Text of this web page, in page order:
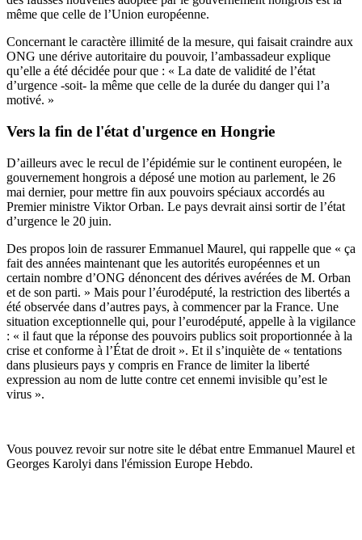
même que celle de l’Union européenne.
Concernant le caractère illimité de la mesure, qui faisait craindre aux
ONG une dérive autoritaire du pouvoir, l’ambassadeur explique
qu’elle a été décidée pour que : « La date de validité de l’état
d’urgence -soit- la même que celle de la durée du danger qui l’a
motivé. »
Vers la fin de l'état d'urgence en Hongrie
D’ailleurs avec le recul de l’épidémie sur le continent européen, le
gouvernement hongrois a déposé une motion au parlement, le 26
mai dernier, pour mettre fin aux pouvoirs spéciaux accordés au
Premier ministre Viktor Orban. Le pays devrait ainsi sortir de l’état
d’urgence le 20 juin.
Des propos loin de rassurer Emmanuel Maurel, qui rappelle que « ça
fait des années maintenant que les autorités européennes et un
certain nombre d’ONG dénoncent des dérives avérées de M. Orban
et de son parti. » Mais pour l’éurodéputé, la restriction des libertés a
été observée dans d’autres pays, à commencer par la France. Une
situation exceptionnelle qui, pour l’eurodéputé, appelle à la vigilance
: « il faut que la réponse des pouvoirs publics soit proportionnée à la
crise et conforme à l’État de droit ». Et il s’inquiète de « tentations
dans plusieurs pays y compris en France de limiter la liberté
expression au nom de lutte contre cet ennemi invisible qu’est le
virus ».
Vous pouvez revoir sur notre site le débat entre Emmanuel Maurel et
Georges Karolyi dans l'émission Europe Hebdo.